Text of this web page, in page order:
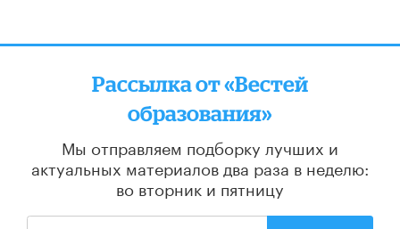
Рассылка от «Вестей
образования»
Мы отправляем подборку лучших и
актуальных материалов два раза в неделю:
во вторник и пятницу